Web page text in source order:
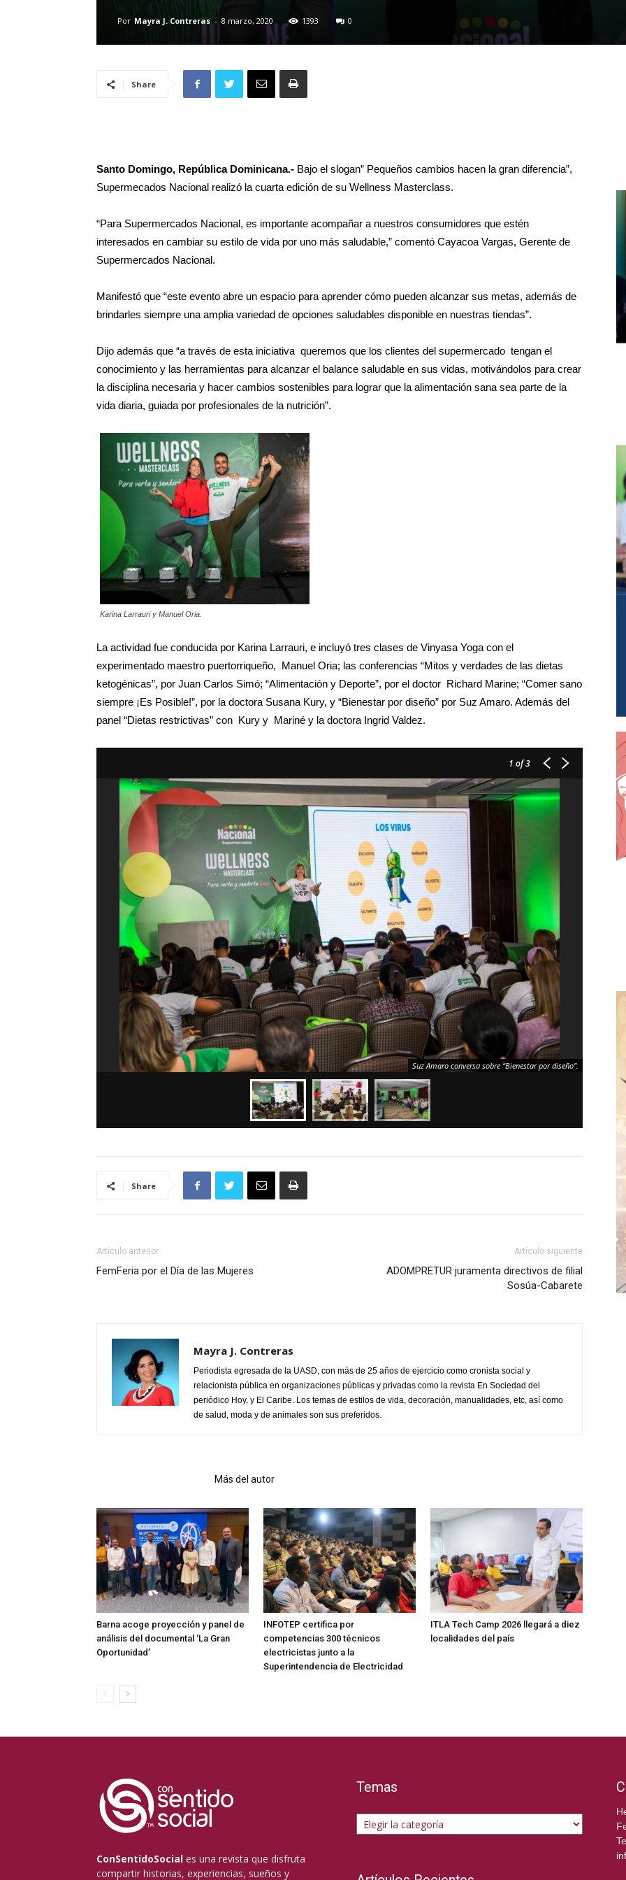
Por Mayra J. Contreras - 8 marzo, 2020 1393 0
Share
Santo Domingo, República Dominicana.- Bajo el slogan” Pequeños cambios hacen la gran diferencia”,
Supermecados Nacional realizó la cuarta edición de su Wellness Masterclass.
“Para Supermercados Nacional, es importante acompañar a nuestros consumidores que estén
interesados en cambiar su estilo de vida por uno más saludable,” comentó Cayacoa Vargas, Gerente de
Supermercados Nacional.
Manifestó que “este evento abre un espacio para aprender cómo pueden alcanzar sus metas, además de
brindarles siempre una amplia variedad de opciones saludables disponible en nuestras tiendas”.
Dijo además que “a través de esta iniciativa queremos que los clientes del supermercado tengan el
conocimiento y las herramientas para alcanzar el balance saludable en sus vidas, motivándolos para crear
la disciplina necesaria y hacer cambios sostenibles para lograr que la alimentación sana sea parte de la
vida diaria, guiada por profesionales de la nutrición”.
Karina Larrauri y Manuel Oria.
La actividad fue conducida por Karina Larrauri, e incluyó tres clases de Vinyasa Yoga con el
experimentado maestro puertorriqueño, Manuel Oria; las conferencias “Mitos y verdades de las dietas
ketogénicas”, por Juan Carlos Simó; “Alimentación y Deporte”, por el doctor Richard Marine; “Comer sano
siempre ¡Es Posible!”, por la doctora Susana Kury, y “Bienestar por diseño” por Suz Amaro. Además del
panel “Dietas restrictivas” con Kury y Mariné y la doctora Ingrid Valdez.
1 of 3
Suz Amaro conversa sobre “Bienestar por diseño”.
Share
Artículo anterior
FemFeria por el Día de las Mujeres
Artículo siguiente
ADOMPRETUR juramenta directivos de filial
Sosúa-Cabarete
Mayra J. Contreras
Periodista egresada de la UASD, con más de 25 años de ejercicio como cronista social y
relacionista pública en organizaciones públicas y privadas como la revista En Sociedad del
periódico Hoy, y El Caribe. Los temas de estilos de vida, decoración, manualidades, etc, así como
de salud, moda y de animales son sus preferidos.
Más del autor
Barna acoge proyección y panel de
análisis del documental ‘La Gran
Oportunidad’
INFOTEP certifica por
competencias 300 técnicos
electricistas junto a la
Superintendencia de Electricidad
ITLA Tech Camp 2026 llegará a diez
localidades del país
ConSentidoSocial es una revista que disfruta
compartir historias, experiencias, sueños y
Temas
Temas